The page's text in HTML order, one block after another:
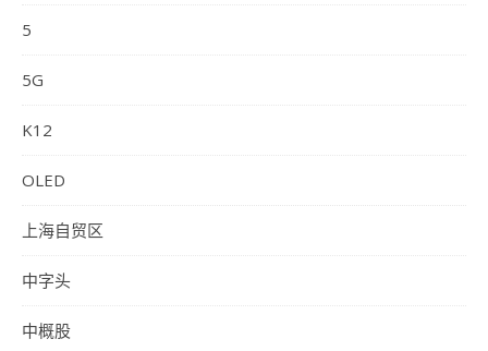
5
5G
K12
OLED
上海自贸区
中字头
中概股